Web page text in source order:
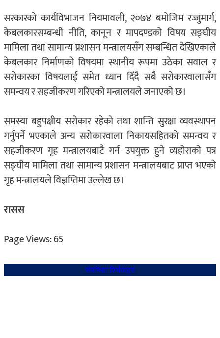
सरकारको कार्यविभाजन नियमावली, २०७४ बमोजिम रज्जुमार्ग,
केबलकारसम्बन्धी नीति, कानून र मापदण्डको विषय सङ्घीय
मामिला तथा सामान्य प्रशासन मन्त्रालयसँग सम्बन्धित देखिएकाले
केबलकार निर्माणको विषयमा स्थानीय रूपमा उठेका सवाल र
सरोकारका विषयलाई समेत ध्यान दिँदै सबै सरोकारवालासँग
समन्वय र सहजीकरण गरिएको मन्त्रालयले जनाएको छ।
समस्या बहुपक्षीय सरोकार रहेको तथा शान्ति सुरक्षा व्यवस्थापन
गर्नुपर्ने भएकाले अन्य सरोकारवाला निकायसहितको समन्वय र
सहजीकरण गृह मन्त्रालयबाटै गर्न उपयुक्त हुने व्यहोराको पत्र
सङ्घीय मामिला तथा सामान्य प्रशासन मन्त्रालयबाट प्राप्त भएको
गृह मन्त्रालयले विज्ञप्तिमा उल्लेख छ।
रासस
Page Views:65
संबन्धित शिर्षकहरु